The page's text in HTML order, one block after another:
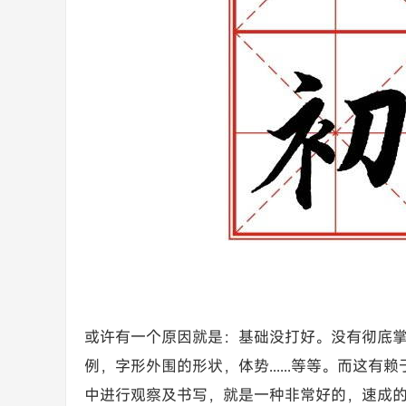
或许有一个原因就是：基础没打好。没有彻底
例，字形外围的形状，体势......等等。而这有
中进行观察及书写，就是一种非常好的，速成